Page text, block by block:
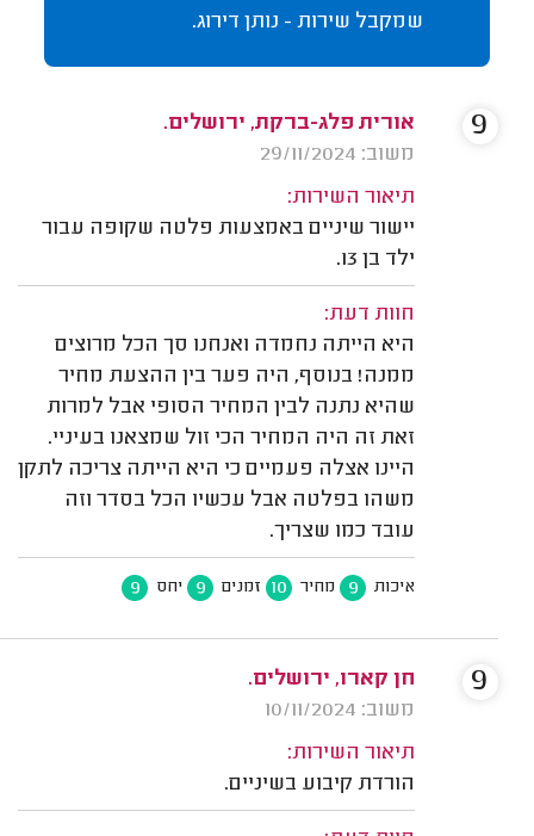
שמקבל שירות - נותן דירוג.
אורית פלג-ברקת, ירושלים.
משוב: 29/11/2024
תיאור השירות:
יישור שיניים באמצעות פלטה שקופה עבור
ילד בן 13.
חוות דעת:
היא הייתה נחמדה ואנחנו סך הכל מרוצים
ממנה! בנוסף, היה פער בין ההצעת מחיר
שהיא נתנה לבין המחיר הסופי אבל למרות
זאת זה היה המחיר הכי זול שמצאנו בעיניי.
היינו אצלה פעמיים כי היא הייתה צריכה לתקן
משהו בפלטה אבל עכשיו הכל בסדר וזה
עובד כמו שצריך.
איכות 9 מחיר 10 זמנים 9 יחס 9
9
חן קארו, ירושלים.
משוב: 10/11/2024
תיאור השירות:
הורדת קיבוע בשיניים.
9